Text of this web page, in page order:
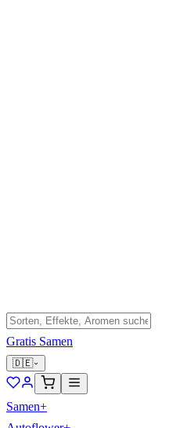
Gratis Samen
🇩🇪
Samen+